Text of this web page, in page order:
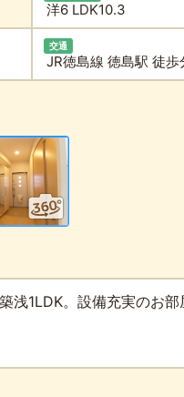
洋6 LDK10.3
交通
JR徳島線 徳島駅 徒歩
浅1LDK。設備充実のお